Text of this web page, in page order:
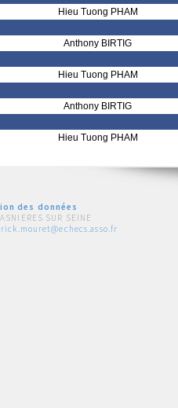
Hieu Tuong PHAM
Anthony BIRTIG
Hieu Tuong PHAM
Anthony BIRTIG
Hieu Tuong PHAM
des données
SUR SEINE